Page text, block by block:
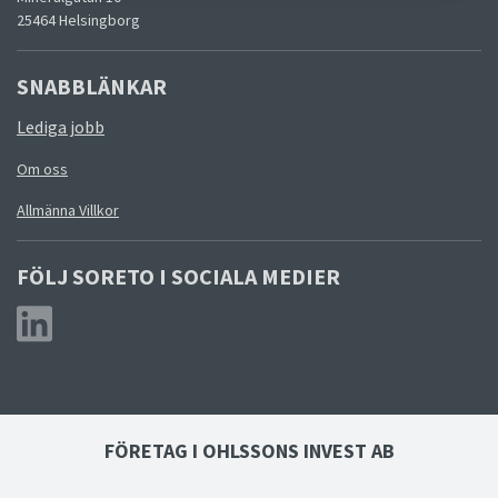
25464 Helsingborg
SNABBLÄNKAR
Lediga jobb
Om oss
Allmänna Villkor
FÖLJ SORETO I SOCIALA MEDIER
FÖRETAG I OHLSSONS INVEST AB